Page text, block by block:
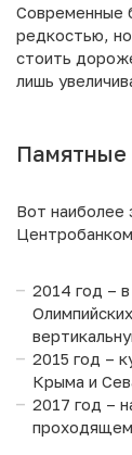
Современные
редкостью,
стоить
лишь
Вот
2014 год –
2015 год –
Крыма и
2017 год –